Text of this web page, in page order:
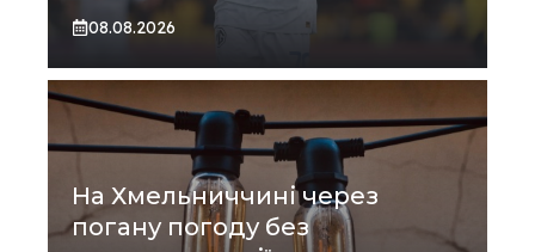
08.08.2026
На Хмельниччині через
погану погоду без